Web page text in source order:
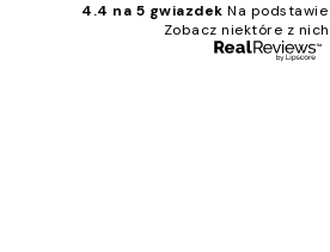
4.4 na 5 gwiazdek Na
Zobacz niektóre z